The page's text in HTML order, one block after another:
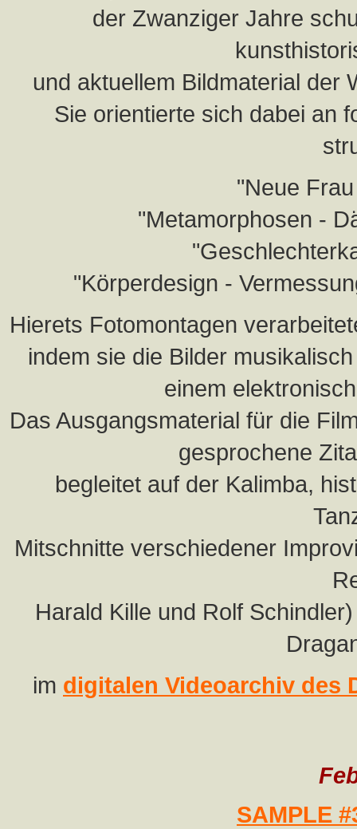
der Zwanziger Jahre
und aktuellem Bildmaterial der
Sie orientierte sich dabei an
"Neue
"Metamorphosen -
"Körperdesign -
Hierets Fotomontagen
indem sie die Bilder
einem
Das Ausgangsmaterial für die
gesprochene
begleitet auf der Kalimba,
Mitschnitte verschiedener
Harald Kille und Rolf
im digitalen Videoarchiv des
SAMPLE